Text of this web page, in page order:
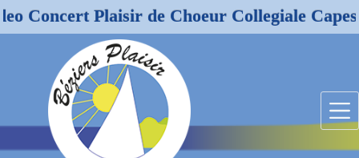
de Choeur Collegiale Capestang 08/03/